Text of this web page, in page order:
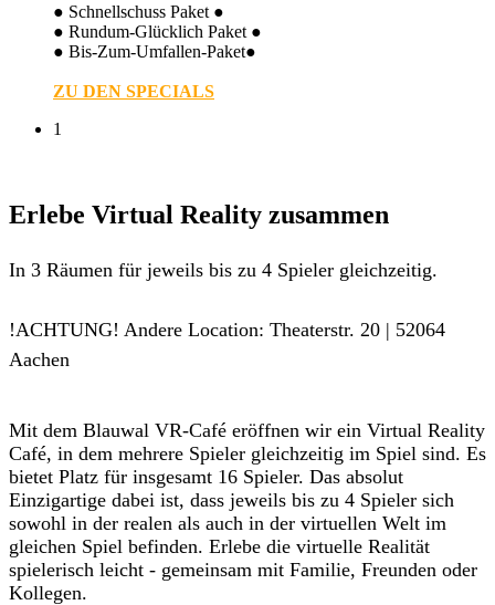
● Schnellschuss Paket ●
● Rundum-Glücklich Paket ●
● Bis-Zum-Umfallen-Paket●
ZU DEN SPECIALS
1
Erlebe Virtual Reality zusammen
In 3 Räumen für jeweils bis zu 4 Spieler gleichzeitig.
!ACHTUNG! Andere Location: Theaterstr. 20 | 52064
Aachen
Mit dem Blauwal VR-Café eröffnen wir ein Virtual Reality
Café, in dem mehrere Spieler gleichzeitig im Spiel sind. Es
bietet Platz für insgesamt 16 Spieler. Das absolut
Einzigartige dabei ist, dass jeweils bis zu 4 Spieler sich
sowohl in der realen als auch in der virtuellen Welt im
gleichen Spiel befinden. Erlebe die virtuelle Realität
spielerisch leicht - gemeinsam mit Familie, Freunden oder
Kollegen.